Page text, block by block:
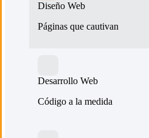
Diseño Web
Páginas que cautivan
Desarrollo Web
Código a la medida